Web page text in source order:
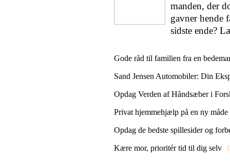
manden, der
gavner hende
sidste ende?
Gode råd til familien fra en
Sand Jensen Automobiler: Din
Opdag Verden af Håndsæber i
Privat hjemmehjælp på en ny måde
Opdag de bedste spillesider og
Kære mor, prioritér tid til dig selv